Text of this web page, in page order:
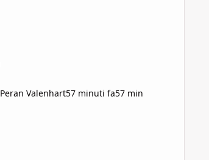
Peran Valenhart57 minuti fa57 min